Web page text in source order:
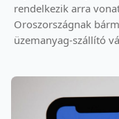
rendelkezik arra
Oroszországnak
üzemanyag-szállító